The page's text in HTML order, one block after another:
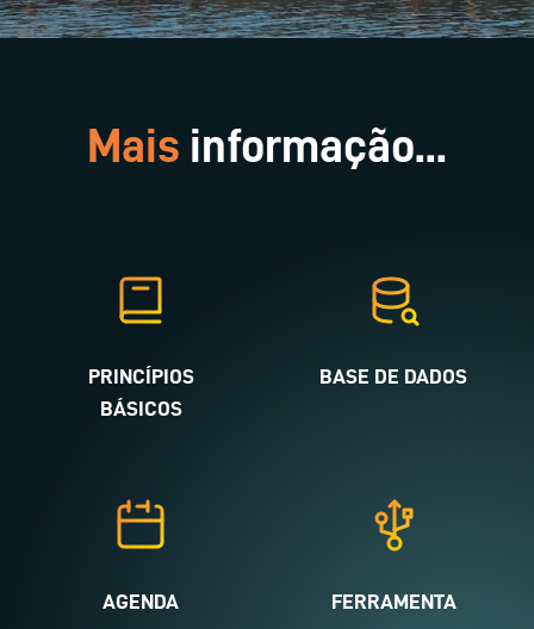
Mais informação...
PRINCÍPIOS
BÁSICOS
BASE DE DADOS
AGENDA FERRAMENTA